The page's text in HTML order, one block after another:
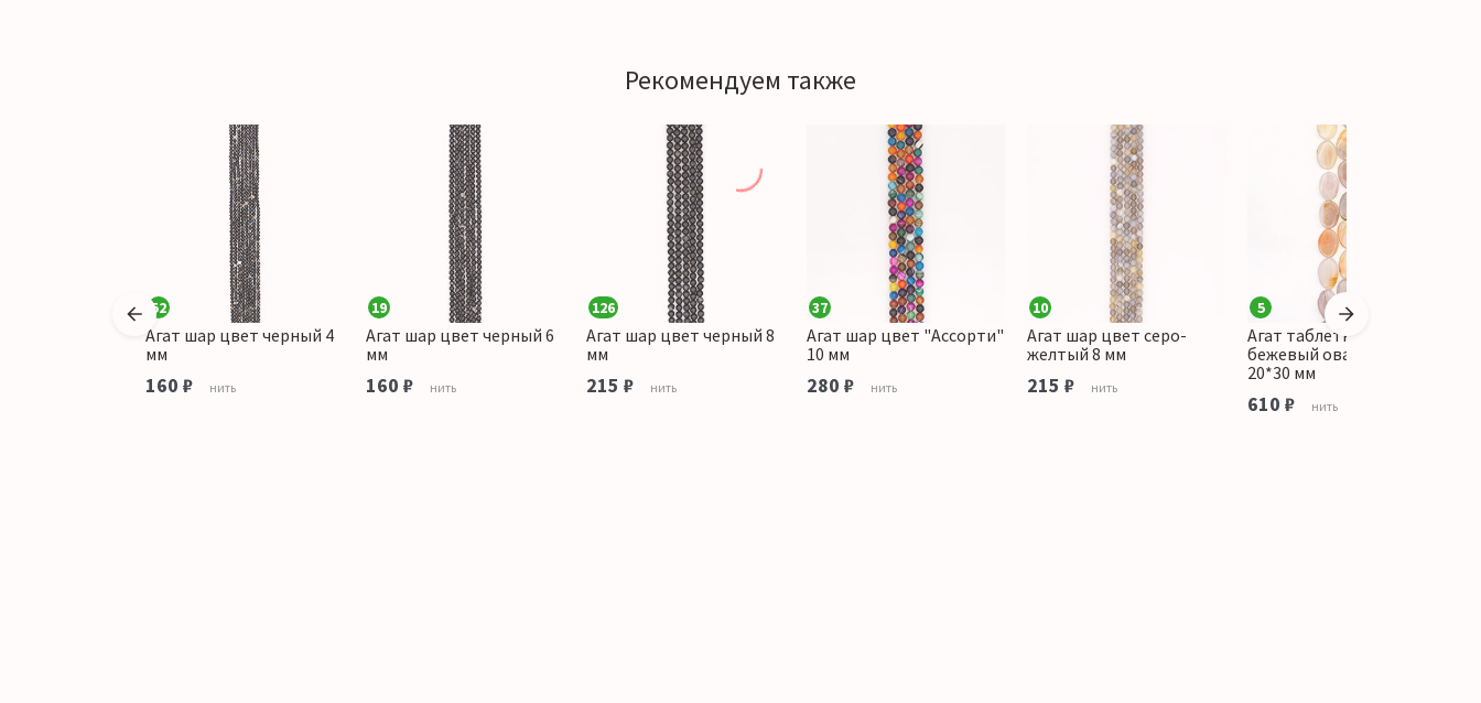
Рекомендуем также
52
Агат шар цвет черный 4
мм
160 ₽ нить
19
Агат шар цвет черный 6
мм
160 ₽ нить
126
Агат шар цвет черный 8
мм
215 ₽ нить
37
Агат шар цвет "Ассорти"
10 мм
280 ₽ нить
10
Агат шар цвет серо-
желтый 8 мм
215 ₽ нить
5
Агат таблетка цвет
бежевый овальная витая
20*30 мм
610 ₽ нить